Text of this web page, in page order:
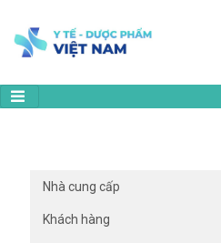
Nhà cung cấp
Khách hàng